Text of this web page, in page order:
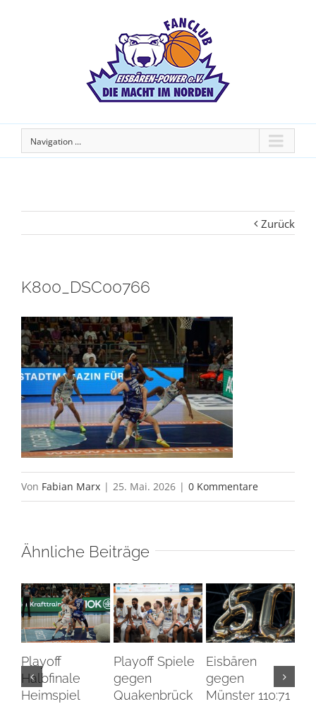
Navigation ...
Zurück
K800_DSC00766
Von Fabian Marx | 25. Mai. 2026 | 0 Kommentare
Ähnliche Beiträge
Playoff
Halbfinale
Heimspiel
Playoff Spiele
gegen
Quakenbrück
Eisbären
gegen
Münster 110:71